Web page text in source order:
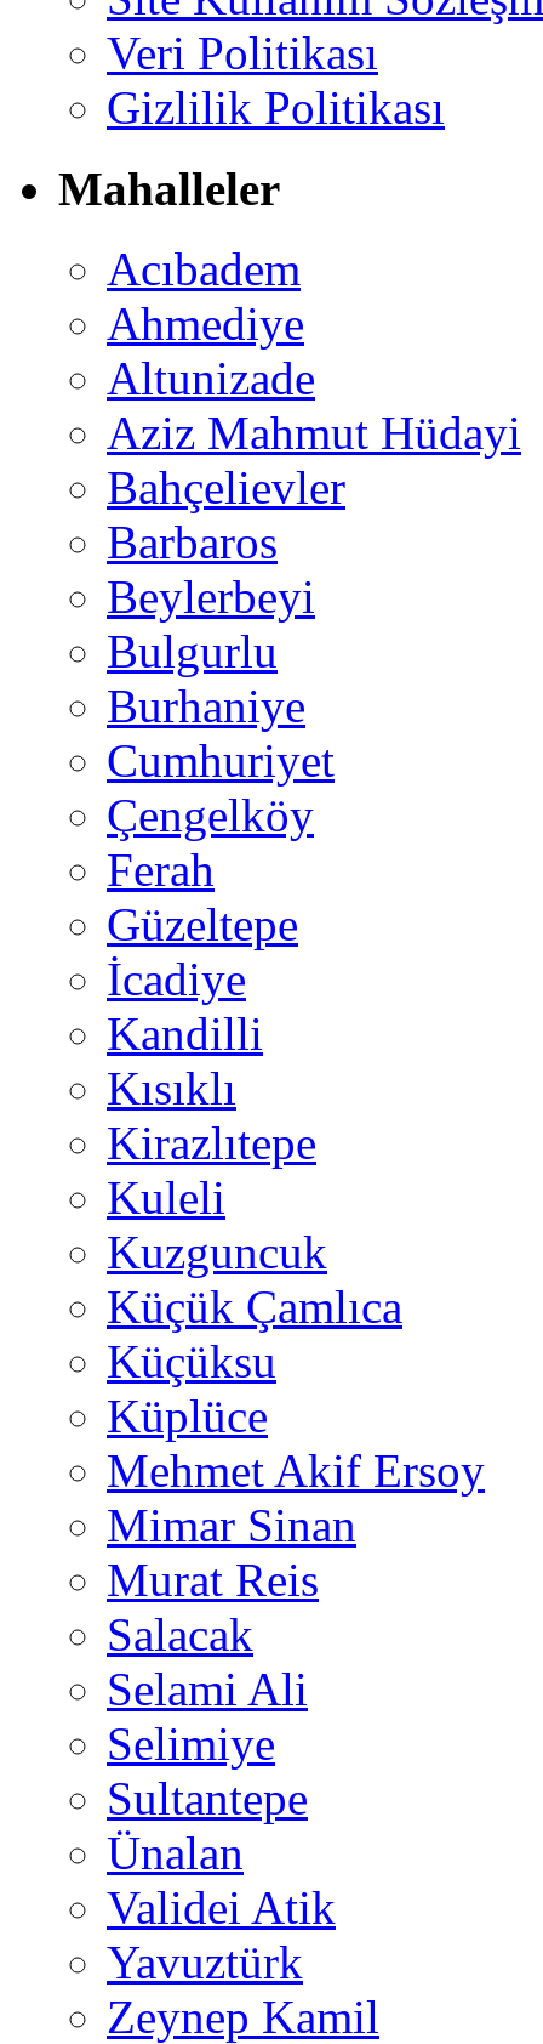
Veri Politikası
Gizlilik Politikası
Mahalleler
Acıbadem
Ahmediye
Altunizade
Aziz Mahmut Hüdayi
Bahçelievler
Barbaros
Beylerbeyi
Bulgurlu
Burhaniye
Cumhuriyet
Çengelköy
Ferah
Güzeltepe
İcadiye
Kandilli
Kısıklı
Kirazlıtepe
Kuleli
Kuzguncuk
Küçük Çamlıca
Küçüksu
Küplüce
Mehmet Akif Ersoy
Mimar Sinan
Murat Reis
Salacak
Selami Ali
Selimiye
Sultantepe
Ünalan
Validei Atik
Yavuztürk
Zeynep Kamil